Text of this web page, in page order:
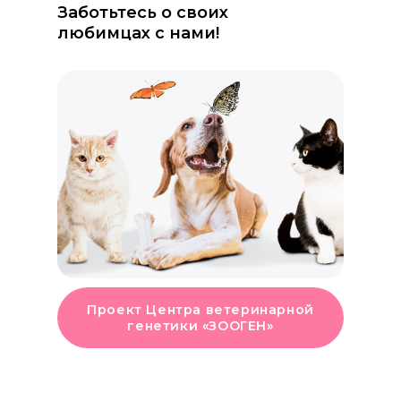
Заботьтесь о своих
любимцах с нами!
Проект Центра ветеринарной
генетики «ЗООГЕН»